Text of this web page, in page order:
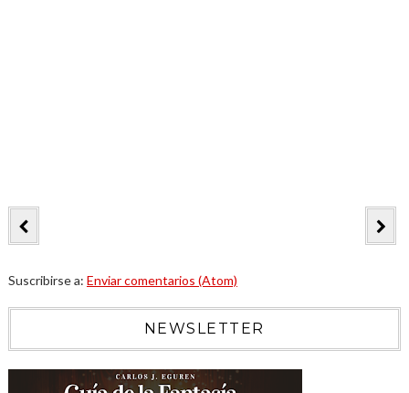
Suscribirse a: Enviar comentarios (Atom)
NEWSLETTER